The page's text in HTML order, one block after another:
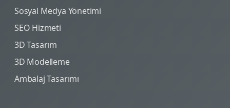
Sosyal Medya Yönetimi
SEO Hizmeti
3D Tasarım
3D Modelleme
Ambalaj Tasarımı